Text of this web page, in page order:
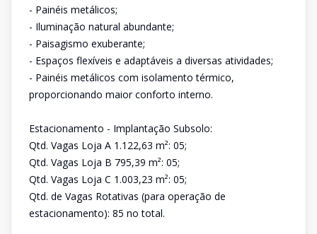
- Painéis metálicos;
- Iluminação natural abundante;
- Paisagismo exuberante;
- Espaços flexíveis e adaptáveis a diversas atividades;
- Painéis metálicos com isolamento térmico,
proporcionando maior conforto interno.
Estacionamento - Implantação Subsolo:
Qtd. Vagas Loja A 1.122,63 m²: 05;
Qtd. Vagas Loja B 795,39 m²: 05;
Qtd. Vagas Loja C 1.003,23 m²: 05;
Qtd. de Vagas Rotativas (para operação de
estacionamento): 85 no total.